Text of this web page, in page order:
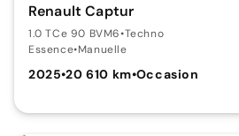
Renault Captur
1.0 TCe 90 BVM6•Techno
Essence•Manuelle
2025•20 610 km•Occasion